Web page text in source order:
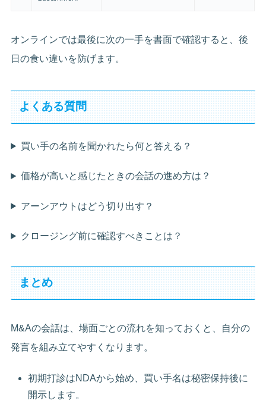
オンラインでは最後に次の一手を書面で確認すると、後
日の食い違いを防げます。
よくある質問
買い手の名前を聞かれたら何と答える？
価格が高いと感じたときの会話の進め方は？
アーンアウトはどう切り出す？
クロージング前に確認すべきことは？
まとめ
M&Aの会話は、場面ごとの流れを知っておくと、自分の
発言を組み立てやすくなります。
初期打診はNDAから始め、買い手名は秘密保持後に
開示します。